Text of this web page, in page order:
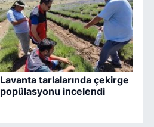
Lavanta tarlalarında çekirge
popülasyonu incelendi